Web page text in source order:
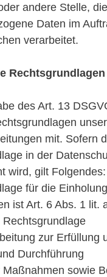
andere Stelle, die
Daten im
verarbeitet.
Rechtsgrundlagen
des Art. 13
mit. Sofern
in der
wird, gilt
für die
ist Art. 6 Abs. 1 lit.
zur Erfüllung
Durchführung
sowie